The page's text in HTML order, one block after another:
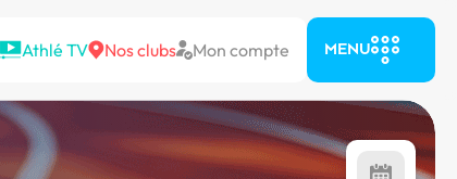
Athlé TV Nos clubs Mon compte MENU